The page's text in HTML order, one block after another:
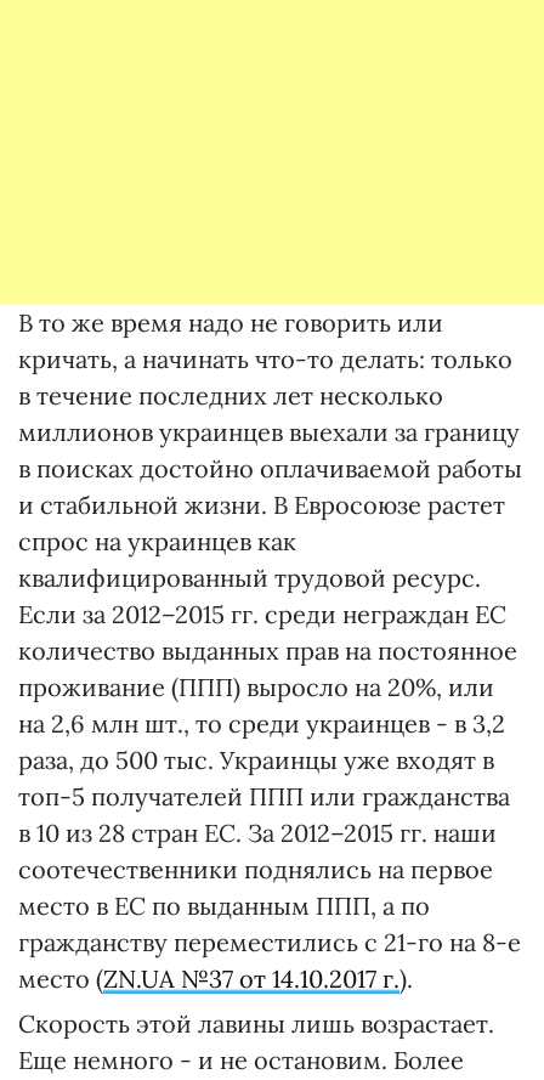
В то же время надо не говорить или
кричать, а начинать что-то делать: только
в течение последних лет несколько
миллионов украинцев выехали за границу
в поисках достойно оплачиваемой работы
и стабильной жизни. В Евросоюзе растет
спрос на украинцев как
квалифицированный трудовой ресурс.
Если за 2012–2015 гг. среди неграждан ЕС
количество выданных прав на постоянное
проживание (ППП) выросло на 20%, или
на 2,6 млн шт., то среди украинцев - в 3,2
раза, до 500 тыс. Украинцы уже входят в
топ-5 получателей ППП или гражданства
в 10 из 28 стран ЕС. За 2012–2015 гг. наши
соотечественники поднялись на первое
место в ЕС по выданным ППП, а по
гражданству переместились с 21-го на 8-е
место (ZN.UA №37 от 14.10.2017 г.).
Скорость этой лавины лишь возрастает.
Еще немного - и не остановим. Более